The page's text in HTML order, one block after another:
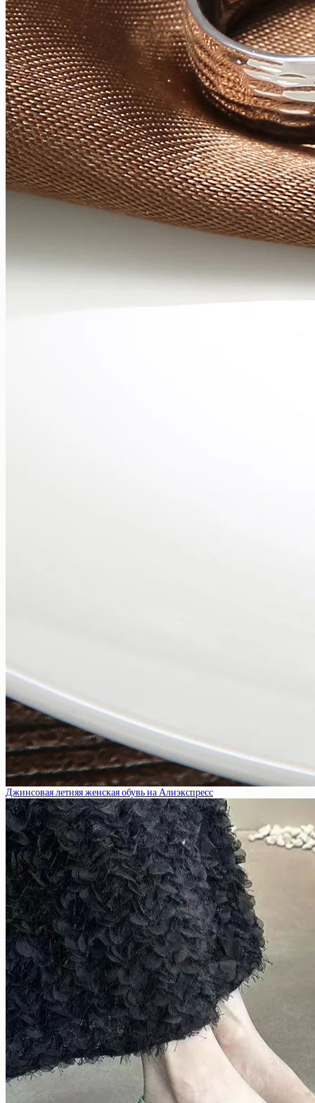
Джинсовая летняя женская обувь на Алиэкспресс